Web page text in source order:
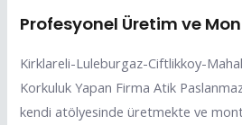
Profesyonel Üretim ve
Kirklareli-Luleburgaz-Ciftlikkoy-
Korkuluk Yapan Firma Atik
kendi atölyesinde üretmekte ve